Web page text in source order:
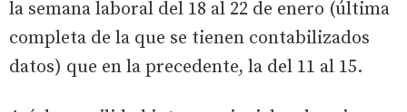
la semana laboral del 18 al 22 de enero (última
completa de la que se tienen contabilizados
datos) que en la precedente, la del 11 al 15.